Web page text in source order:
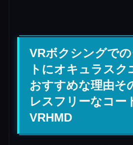
VRボクシングで
トにオキュラスク
おすすめな理由そ
レスフリーなコー
VRHMD